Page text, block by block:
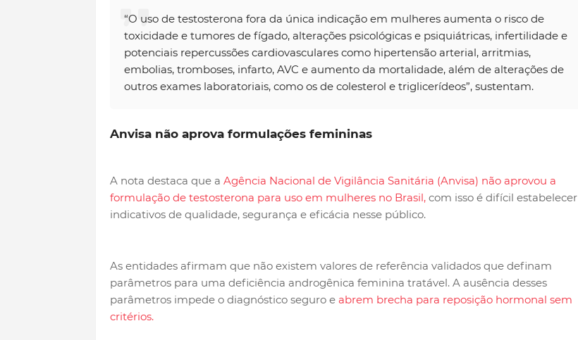
“O uso de testosterona fora da única indicação em mulheres aumenta o risco de
toxicidade e tumores de fígado, alterações psicológicas e psiquiátricas, infertilidade e
potenciais repercussões cardiovasculares como hipertensão arterial, arritmias,
embolias, tromboses, infarto, AVC e aumento da mortalidade, além de alterações de
outros exames laboratoriais, como os de colesterol e triglicerídeos”, sustentam.
Anvisa não aprova formulações femininas
A nota destaca que a Agência Nacional de Vigilância Sanitária (Anvisa) não aprovou a
formulação de testosterona para uso em mulheres no Brasil,com isso é difícil estabelecer
indicativos de qualidade, segurança e eficácia nesse público.
As entidades afirmam que não existem valores de referência validados que definam
parâmetros para uma deficiência androgênica feminina tratável. A ausência desses
parâmetros impede o diagnóstico seguro e abrem brecha para reposição hormonal sem
critérios.